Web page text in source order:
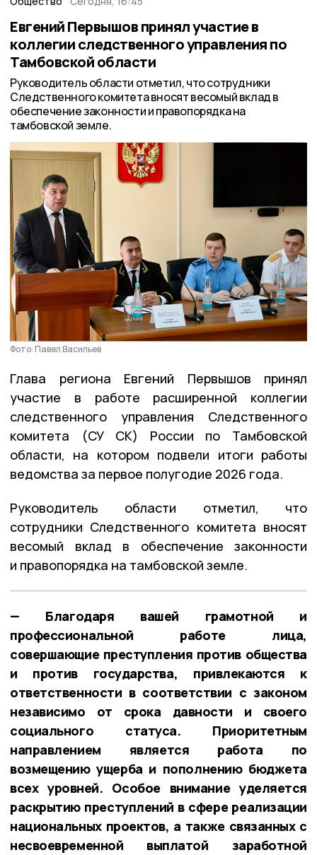
Евгений Первышов принял участие в
коллегии следственного управления по
Тамбовской области
Руководитель области отметил, что сотрудники
Следственного комитета вносят весомый вклад в
обеспечение законности и правопорядка на
тамбовской земле.
Фото: Павел Васильев
Глава региона Евгений Первышов принял
участие в работе расширенной коллегии
следственного управления Следственного
комитета (СУ СК) России по Тамбовской
области, на котором подвели итоги работы
ведомства за первое полугодие 2026 года.
Руководитель области отметил, что
сотрудники Следственного комитета вносят
весомый вклад в обеспечение законности
и правопорядка на тамбовской земле.
— Благодаря вашей грамотной и
профессиональной работе лица,
совершающие преступления против общества
и против государства, привлекаются к
ответственности в соответствии с законом
независимо от срока давности и своего
социального статуса. Приоритетным
направлением является работа по
возмещению ущерба и пополнению бюджета
всех уровней. Особое внимание уделяется
раскрытию преступлений в сфере реализации
национальных проектов, а также связанных с
несвоевременной выплатой заработной